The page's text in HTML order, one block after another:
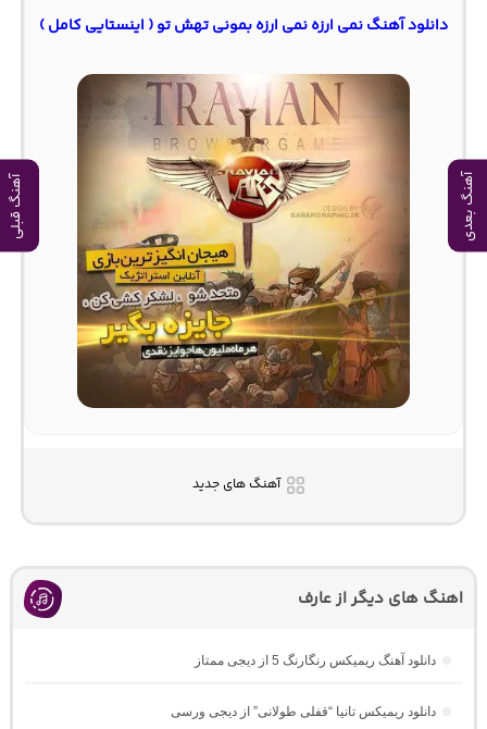
آهنگ بعدی آهنگ قبلی
دانلود آهنگ نمی ارزه نمی ارزه بمونی تهش تو ( اینستایی کامل )
آهنگ های جدید
اهنگ های دیگر از عارف
دانلود آهنگ ریمیکس رنگارنگ 5 از دیجی ممتاز
دانلود ریمیکس تانیا “قفلی طولانی” از دیجی ورسی